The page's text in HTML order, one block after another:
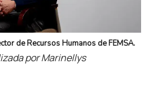
de Recursos Humanos de FEMSA.
por Marinellys